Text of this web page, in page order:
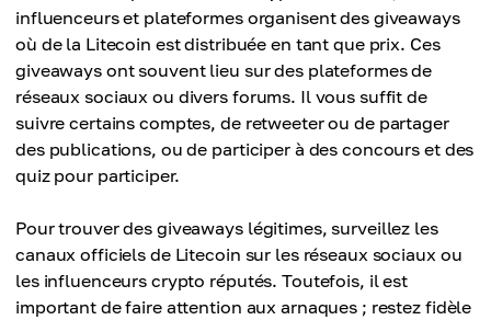
influenceurs et plateformes organisent des giveaways
où de la Litecoin est distribuée en tant que prix. Ces
giveaways ont souvent lieu sur des plateformes de
réseaux sociaux ou divers forums. Il vous suffit de
suivre certains comptes, de retweeter ou de partager
des publications, ou de participer à des concours et des
quiz pour participer.
Pour trouver des giveaways légitimes, surveillez les
canaux officiels de Litecoin sur les réseaux sociaux ou
les influenceurs crypto réputés. Toutefois, il est
important de faire attention aux arnaques ; restez fidèle